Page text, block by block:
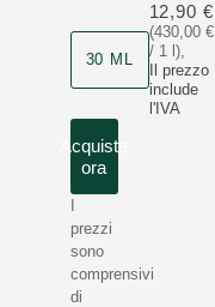
30 ML
(430,00 €
/ 1 l),
Il prezzo
include
l'IVA
12,90 €
Acquista
ora
prezzi
sono
comprensivi
di